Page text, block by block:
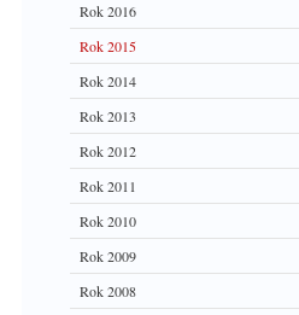
Rok 2016
Rok 2015
Rok 2014
Rok 2013
Rok 2012
Rok 2011
Rok 2010
Rok 2009
Rok 2008